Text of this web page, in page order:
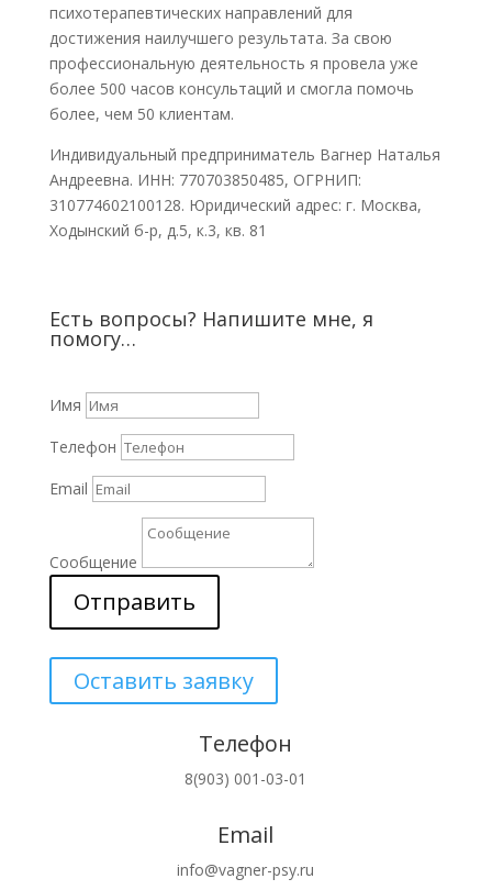
психотерапевтических направлений для
достижения наилучшего результата. За свою
профессиональную деятельность я провела уже
более 500 часов консультаций и смогла помочь
более, чем 50 клиентам.
Индивидуальный предприниматель Вагнер Наталья
Андреевна. ИНН: 770703850485, ОГРНИП:
310774602100128. Юридический адрес: г. Москва,
Ходынский б-р, д.5, к.3, кв. 81
Есть вопросы? Напишите мне, я
помогу…
Имя
Телефон
Email
Сообщение
Отправить
Оставить заявку
Телефон
8(903) 001-03-01
Email
info@vagner-psy.ru